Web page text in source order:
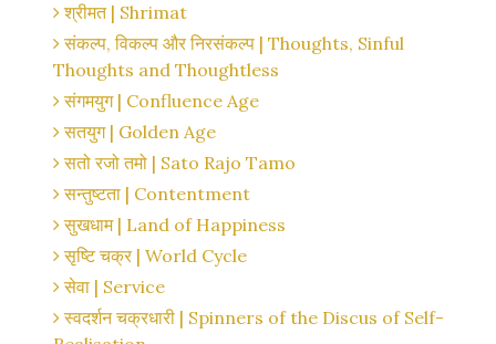
श्रीमत | Shrimat
संकल्प, विकल्प और निरसंकल्प | Thoughts, Sinful
Thoughts and Thoughtless
संगमयुग | Confluence Age
सतयुग | Golden Age
सतो रजो तमो | Sato Rajo Tamo
सन्तुष्टता | Contentment
सुखधाम | Land of Happiness
सृष्टि चक्र | World Cycle
सेवा | Service
स्वदर्शन चक्रधारी | Spinners of the Discus of Self-